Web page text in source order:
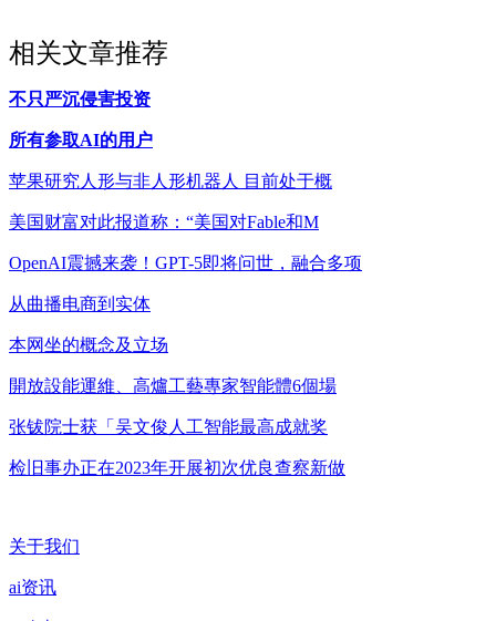
相关文章推荐
不只严沉侵害投资
所有参取AI的用户
苹果研究人形与非人形机器人 目前处于概
美国财富对此报道称：“美国对Fable和M
OpenAI震撼来袭！GPT-5即将问世，融合多项
从曲播电商到实体
本网坐的概念及立场
開放設能運維、高爐工藝專家智能體6個場
张钹院士获「吴文俊人工智能最高成就奖
检旧事办正在2023年开展初次优良查察新做
关于我们
ai资讯